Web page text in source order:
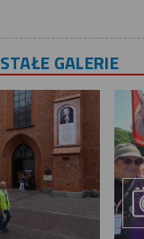
GALERIE